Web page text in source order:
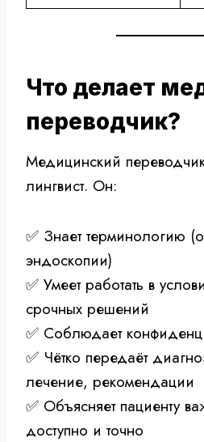
Что делает
переводчик?
Медицинский
лингвист. Он:
✅ Знает терминологию
эндоскопии)
✅ Умеет работать в
срочных решений
✅ Соблюдает
✅ Чётко передаёт
лечение, рекомендации
✅ Объясняет пациенту
доступно и точно